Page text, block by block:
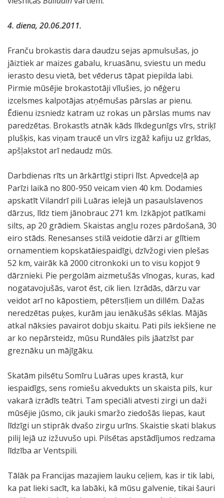
4. diena, 20.06.2011.
Franču brokastis dara daudzu sejas apmulsušas, jo
jāiztiek ar maizes gabalu, kruasānu, sviestu un medu
ierasto desu vietā, bet vēderus tāpat piepilda labi.
Pirmie mūsējie brokastotāji vīlušies, jo nēģeru
izcelsmes kalpotājas atņēmušas pārslas ar pienu.
Ēdienu izsniedz katram uz rokas un pārslas mums nav
paredzētas. Brokastīs atnāk kāds līkdegunīgs vīrs, striķī
plušķis, kas viņam traucē un vīrs izgāž kafiju uz grīdas,
apšļakstot arī nedaudz mūs.
Darbdienas rīts un ārkārtīgi stipri līst. Apvedceļā ap
Parīzi laikā no 800-950 veicam vien 40 km. Dodamies
apskatīt Vilandrī pili Luāras ielejā un pasaulslavenos
dārzus, līdz tiem jānobrauc 271 km. Izkāpjot patīkami
silts, ap 20 grādiem. Skaistas angļu rozes pārdošanā, 30
eiro stāds. Renesanses stilā veidotie dārzi ar glītiem
ornamentiem kopskatāiespaidīgi, dzīvžogi vien plešas
52 km, vairāk kā 2000 citronkoki un to visu kopjot 9
dārznieki. Pie pergolām aizmetušās vīnogas, kuras, kad
nogatavojušās, varot ēst, cik lien. Izrādās, dārzu var
veidot arī no kāpostiem, pētersīļiem un dillēm. Dažas
neredzētas puķes, kurām jau ienākušās sēklas. Mājās
atkal nāksies pavairot dobju skaitu. Pati pils iekšiene ne
ar ko nepārsteidz, mūsu Rundāles pils jāatzīst par
greznāku un mājīgāku.
Skatām pilsētu Somīru Luāras upes krastā, kur
iespaidīgs, sens romiešu akvedukts un skaista pils, kur
vakarā izrādīs teātri. Tam speciāli atvesti zirgi un daži
mūsējie jūsmo, cik jauki smaržo ziedošās liepas, kaut
līdzīgi un stiprāk dvašo zirgu urīns. Skaistie skati blakus
pilij lejā uz izžuvušo upi. Pilsētas apstādījumos redzama
līdzība ar Ventspili.
Tālāk pa Francijas mazajiem lauku ceļiem, kas ir tik labi,
ka pat lieki sacīt, ka labāki, kā mūsu galvenie, tikai šauri